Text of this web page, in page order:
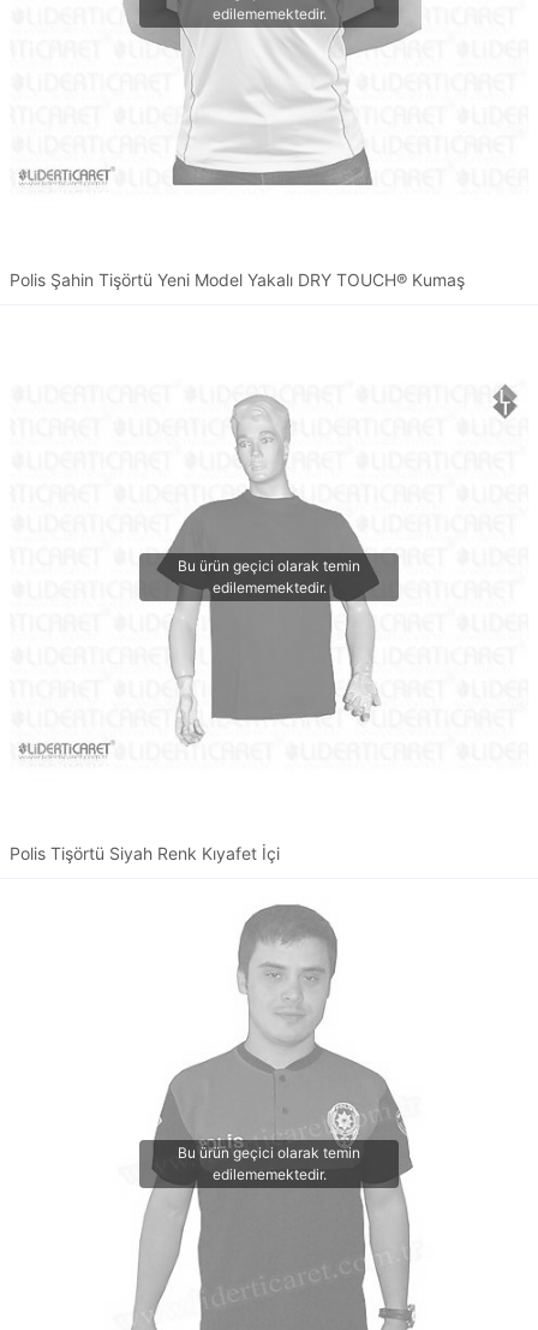
Polis Şahin Tişörtü Yeni Model Yakalı DRY TOUCH® Kumaş
Polis Tişörtü Siyah Renk Kıyafet İçi